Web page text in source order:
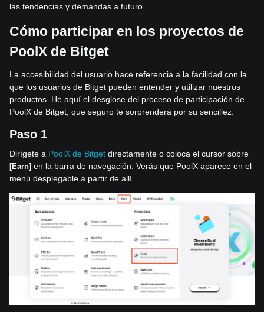
las tendencias y demandas a futuro.
Cómo participar en los proyectos de
PoolX de Bitget
La accesibilidad del usuario hace referencia a la facilidad con la
que los usuarios de Bitget pueden entender y utilizar nuestros
productos. He aquí el desglose del proceso de participación de
PoolX de Bitget, que seguro te sorprenderá por su sencillez:
Paso 1
Dirígete a PoolX de Bitget directamente o coloca el cursor sobre
[Earn] en la barra de navegación. Verás que PoolX aparece en el
menú desplegable a partir de allí.